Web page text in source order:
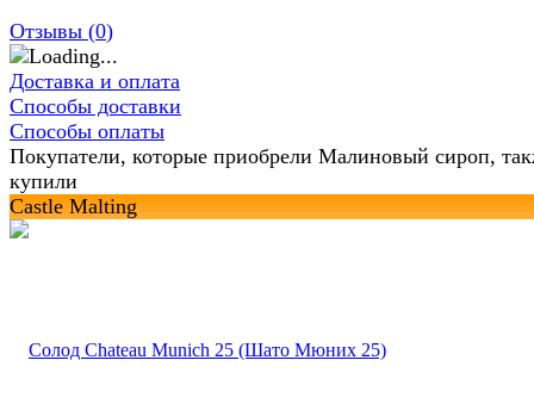
Отзывы (0)
Доставка и оплата
Способы доставки
Способы оплаты
Покупатели, которые приобрели Малиновый сироп,
купили
Castle Malting